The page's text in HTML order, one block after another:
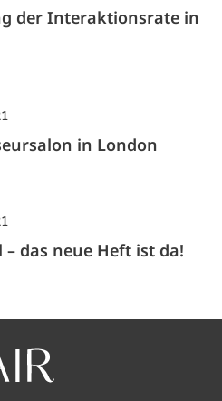
der Interaktionsrate in
in London
das neue Heft ist da!